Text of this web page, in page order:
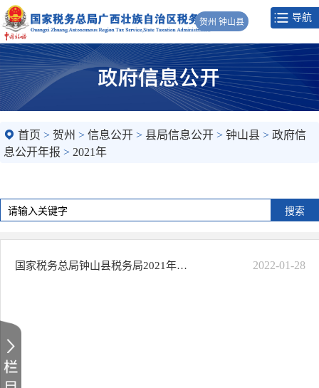
贺州 钟山县 导航
首页 > 贺州 > 信息公开 > 县局信息公开 > 钟山县 > 政府信
息公开年报 > 2021年
国家税务总局钟山县税务局2021年政府信息公开工作年度报告 2022-01-28